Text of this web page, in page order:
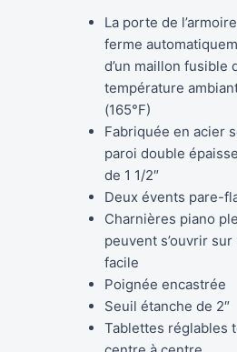
La porte de
ferme
d’un maillon fusible
température
(165°F)
Fabriquée en acier
paroi double
de 1 1/2″
Deux évents pare-
Charnières piano
peuvent s’ouvrir
facile
Poignée encastrée
Seuil étanche de 2″
Tablettes réglables